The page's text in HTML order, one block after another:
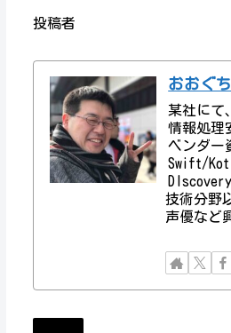
投稿者
おおぐ
某社にて
情報処理
ベンダー
Swift/
技術分野
声優など